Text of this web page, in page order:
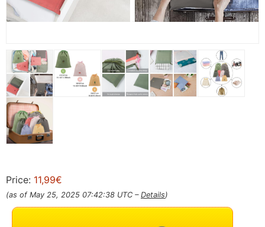
Price: 11,99€
(as of May 25, 2025 07:42:38 UTC – Details)